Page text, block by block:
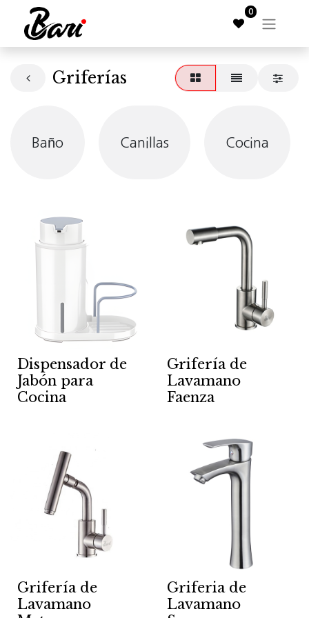
0
Griferías
Baño Canillas Cocina
Dispensador de
Jabón para
Cocina
Grifería de
Lavamano
Faenza
Grifería de
Lavamano
Griferia de
Lavamano